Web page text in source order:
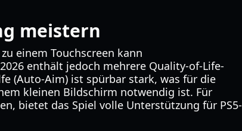
meistern
einem Touchscreen kann
enthält jedoch mehrere Quality-of-Life-
(Auto-Aim) ist spürbar stark, was für die
kleinen Bildschirm notwendig ist. Für
bietet das Spiel volle Unterstützung für PS5-